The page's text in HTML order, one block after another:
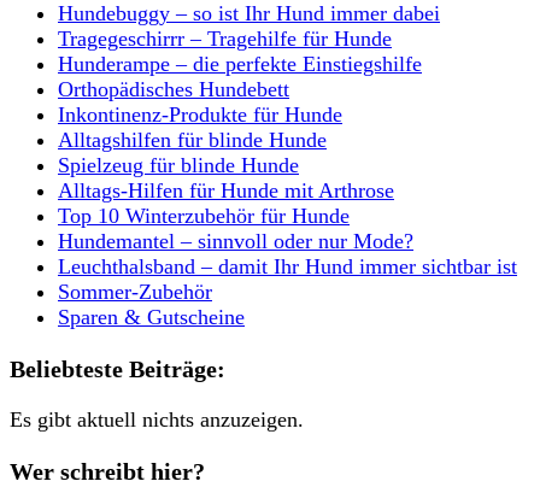
Hundebuggy – so ist Ihr Hund immer dabei
Tragegeschirrr – Tragehilfe für Hunde
Hunderampe – die perfekte Einstiegshilfe
Orthopädisches Hundebett
Inkontinenz-Produkte für Hunde
Alltagshilfen für blinde Hunde
Spielzeug für blinde Hunde
Alltags-Hilfen für Hunde mit Arthrose
Top 10 Winterzubehör für Hunde
Hundemantel – sinnvoll oder nur Mode?
Leuchthalsband – damit Ihr Hund immer sichtbar ist
Sommer-Zubehör
Sparen & Gutscheine
Beliebteste Beiträge:
Es gibt aktuell nichts anzuzeigen.
Wer schreibt hier?